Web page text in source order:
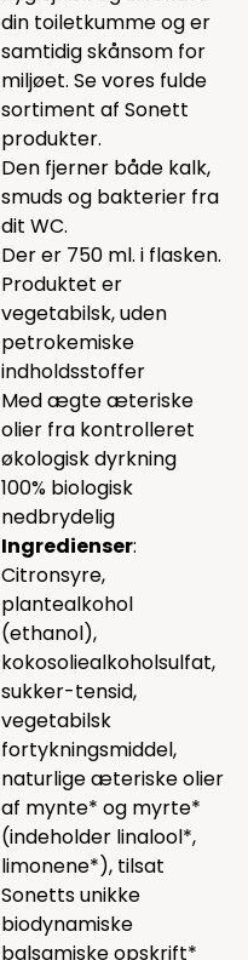
din toiletkumme og er
samtidig skånsom for
miljøet. Se vores fulde
sortiment af Sonett
produkter.
Den fjerner både kalk,
smuds og bakterier fra
dit WC.
Der er 750 ml. i flasken.
Produktet er
vegetabilsk, uden
petrokemiske
indholdsstoffer
Med ægte æteriske
olier fra kontrolleret
økologisk dyrkning
100% biologisk
nedbrydelig
Ingredienser:
Citronsyre,
plantealkohol
(ethanol),
kokosoliealkoholsulfat,
sukker-tensid,
vegetabilsk
fortykningsmiddel,
naturlige æteriske olier
af mynte* og myrte*
(indeholder linalool*,
limonene*), tilsat
Sonetts unikke
biodynamiske
balsamiske opskrift*